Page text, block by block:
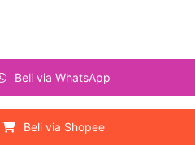
Beli via WhatsApp
Beli via Shopee